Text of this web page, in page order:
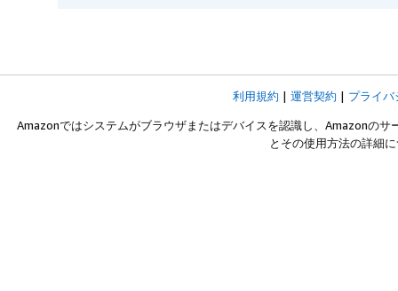
利用規約 | 運営契約 | プライバ
Amazonではシステムがブラウザまたはデバイスを認識し、Amazonの
とその使用方法の詳細